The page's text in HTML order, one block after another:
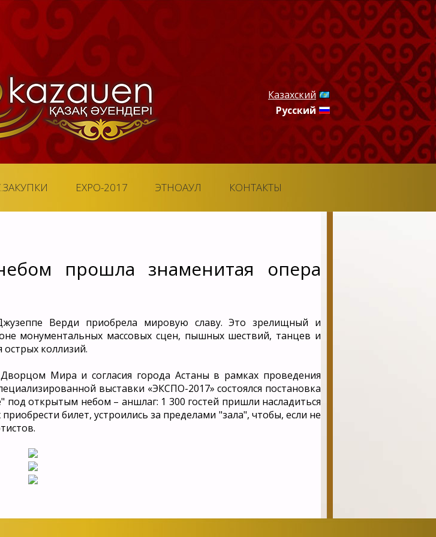
Казахский
Русский
EXPO-2017 ЭТНОАУЛ КОНТАКТЫ
прошла знаменитая опера
Верди приобрела мировую славу. Это зрелищный и
монументальных массовых сцен, пышных шествий, танцев и
острых коллизий.
Мира и согласия города Астаны в рамках проведения
выставки «ЭКСПО-2017» состоялся постановка
открытым небом – аншлаг: 1 300 гостей пришли насладиться
билет, устроились за пределами "зала", чтобы, если не